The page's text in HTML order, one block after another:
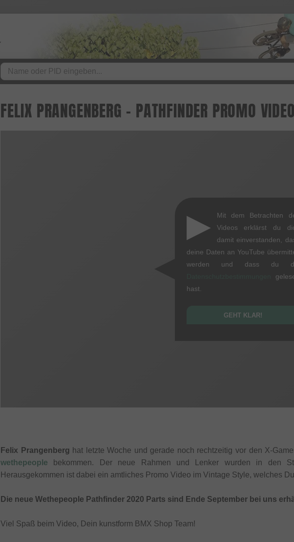
FELIX PRANGENBERG - PATHFINDER PROMO
▶
Mit dem Betrachten
Videos erklärst du
damit einverstanden,
deine Daten an YouTube
werden und dass du
hast.
GEHT KLAR!
Felix Prangenberg hat letzte Woche und gerade noch rechtzeitig vor den X-
wethepeople bekommen. Der neue Rahmen und Lenker wurden in den
Herausgekommen ist dabei ein amtliches Promo Video im Vintage Style, welches
Die neue Wethepeople Pathfinder 2020 Parts sind Ende September bei uns
Viel Spaß beim Video, Dein kunstform BMX Shop Team!